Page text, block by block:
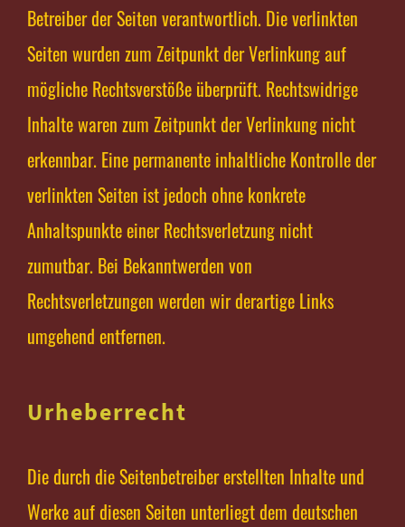
Betreiber der Seiten verantwortlich. Die verlinkten
Seiten wurden zum Zeitpunkt der Verlinkung auf
mögliche Rechtsverstöße überprüft. Rechtswidrige
Inhalte waren zum Zeitpunkt der Verlinkung nicht
erkennbar. Eine permanente inhaltliche Kontrolle der
verlinkten Seiten ist jedoch ohne konkrete
Anhaltspunkte einer Rechtsverletzung nicht
zumutbar. Bei Bekanntwerden von
Rechtsverletzungen werden wir derartige Links
umgehend entfernen.
Urheberrecht
Die durch die Seitenbetreiber erstellten Inhalte und
Werke auf diesen Seiten unterliegt dem deutschen